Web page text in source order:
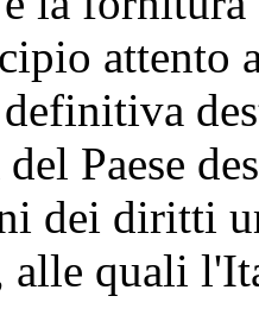
attento
Paese
dei diritti
quali